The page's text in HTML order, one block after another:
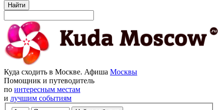
Найти
Куда сходить в Москве. Афиша Москвы
Помощник и путеводитель
по интересным местам
и лучшим событиям